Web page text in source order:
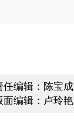
任编辑：陈宝成
面编辑：卢玲艳